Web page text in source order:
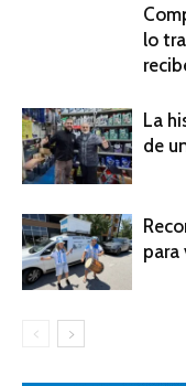
lo
La
de
para